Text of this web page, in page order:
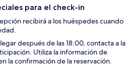
para el check-in
recibirá a los huéspedes cuando
después de las 18:00, contacta a la
Utiliza la información de
la confirmación de la reservación.